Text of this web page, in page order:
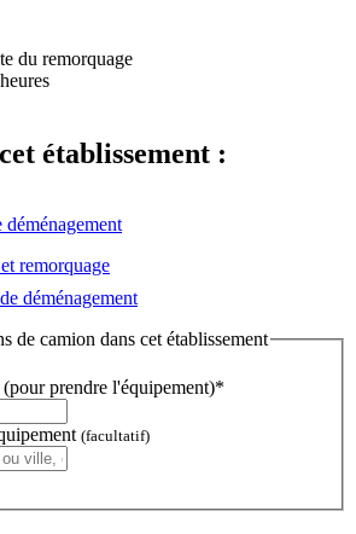
du remorquage
établissement :
déménagement
remorquage
déménagement
de camion dans cet établissement
prendre l'équipement)*
(facultatif)